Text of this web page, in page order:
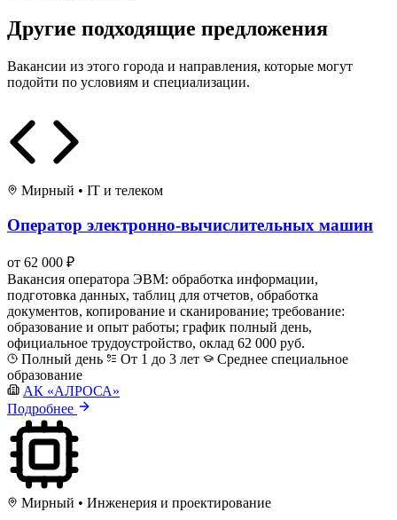
Другие подходящие предложения
Вакансии из этого города и направления, которые могут
подойти по условиям и специализации.
Мирный • IT и телеком
Оператор электронно-вычислительных машин
от 62 000 ₽
Вакансия оператора ЭВМ: обработка информации,
подготовка данных, таблиц для отчетов, обработка
документов, копирование и сканирование; требование:
образование и опыт работы; график полный день,
официальное трудоустройство, оклад 62 000 руб.
Полный день
От 1 до 3 лет
Среднее специальное
образование
АК «АЛРОСА»
Подробнее
Мирный • Инженерия и проектирование